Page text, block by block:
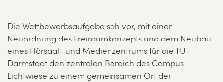
Die Wettbewerbsaufgabe sah vor, mit einer
Neuordnung des Freiraumkonzepts und dem Neubau
eines Hörsaal- und Medienzentrums für die TU-
Darmstadt den zentralen Bereich des Campus
Lichtwiese zu einem gemeinsamen Ort der